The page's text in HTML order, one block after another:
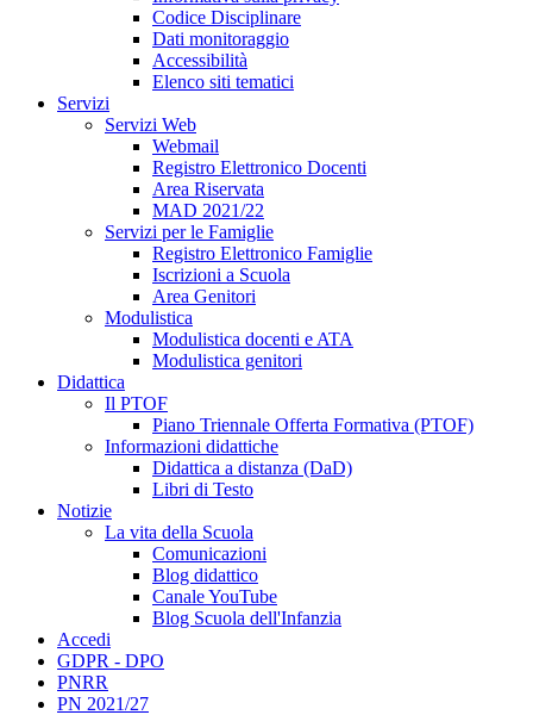
Codice Disciplinare
Dati monitoraggio
Accessibilità
Elenco siti tematici
Servizi
Servizi Web
Webmail
Registro Elettronico Docenti
Area Riservata
MAD 2021/22
Servizi per le Famiglie
Registro Elettronico Famiglie
Iscrizioni a Scuola
Area Genitori
Modulistica
Modulistica docenti e ATA
Modulistica genitori
Didattica
Il PTOF
Piano Triennale Offerta Formativa (PTOF)
Informazioni didattiche
Didattica a distanza (DaD)
Libri di Testo
Notizie
La vita della Scuola
Comunicazioni
Blog didattico
Canale YouTube
Blog Scuola dell'Infanzia
Accedi
GDPR - DPO
PNRR
PN 2021/27